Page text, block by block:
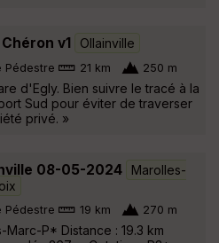
v1 Ollainville
Pédestre 21 km 250 m
d'Egly. Bien suivre le tracé à la
Sud pour éviter de traverser
privé. »
08-05-2024
Marolles-
Pédestre 19 km 270 m
Marc-P* Distance : 19.3 km